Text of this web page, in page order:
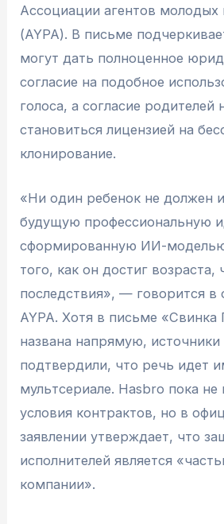
Ассоциации агентов молодых
(AYPA). В письме
могут дать полноценное
согласие на подобное
голоса, а согласие родителей
становиться лицензией на
клонирование.
«Ни один ребенок не должен
будущую профессиональную
сформированную ИИ-
того, как он достиг возраста,
последствия», — говорится в
AYPA. Хотя в письме «Свинка
названа напрямую, источники
подтвердили, что речь идет
мультсериале. Hasbro пока
условия контрактов, но в
заявлении утверждает, что
исполнителей является
компании».